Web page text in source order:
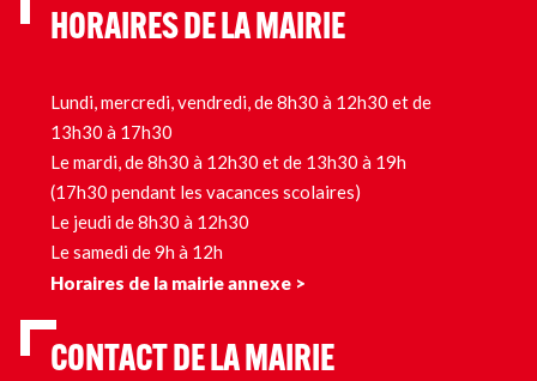
HORAIRES DE LA MAIRIE
Lundi, mercredi, vendredi, de 8h30 à 12h30 et de
13h30 à 17h30
Le mardi, de 8h30 à 12h30 et de 13h30 à 19h
(17h30 pendant les vacances scolaires)
Le jeudi de 8h30 à 12h30
Le samedi de 9h à 12h
Horaires de la mairie annexe >
CONTACT DE LA MAIRIE